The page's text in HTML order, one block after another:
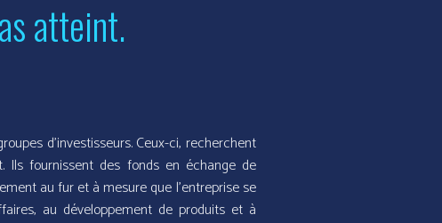
atteint.
d’investisseurs. Ceux-ci, recherchent
Ils fournissent des fonds en échange de
au fur et à mesure que l’entreprise se
au développement de produits et à